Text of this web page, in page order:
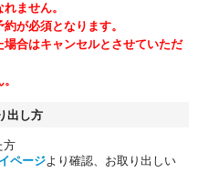
ません。
が必須となります。
合はキャンセルとさせていただ
出し方
方
ページより確認、お取り出しい